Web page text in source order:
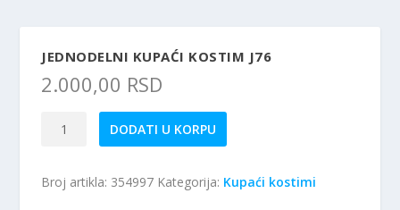
JEDNODELNI KUPAĆI KOSTIM J76
2.000,00 RSD
J76
DODATI U KORPU
Broj artikla: 354997 Kategorija: Kupaći kostimi